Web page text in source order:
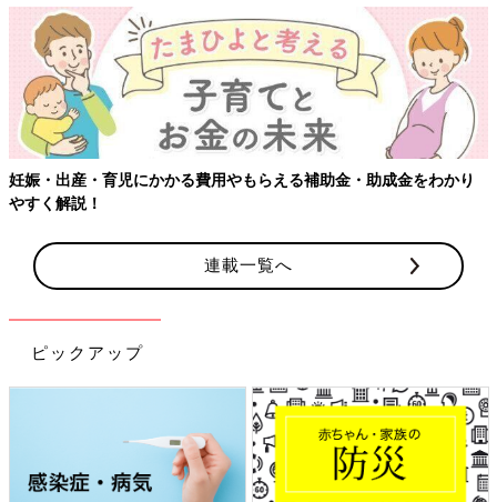
ayanaさんは「ランニングスニーカー」を購入。デニムスタイル
やホワイトコーデにもピッタリ！とお気に入りのようですよ。シ
ューズの紐もかわいらしいですよね♪ なかなかないデザインにキ
ュンとしちゃう！これは欲しくなりますね。
モノトーンの小物合わせが素敵！
妊娠・出産・育児にかかる費用やもらえる補助金・助成金をわかり
やすく解説！
連載一覧へ
ピックアップ